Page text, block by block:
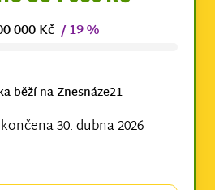
000 Kč / 19 %
běží na Znesnáze21
30. dubna 2026